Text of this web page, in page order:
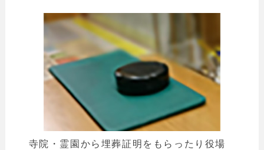
寺院・霊園から埋葬証明をもらったり役場